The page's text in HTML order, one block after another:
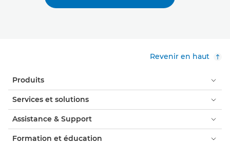
Revenir en haut
Produits
Services et solutions
Assistance & Support
Formation et éducation